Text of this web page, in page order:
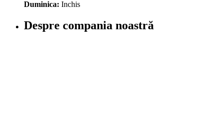
Duminica: Inchis
Despre compania noastră